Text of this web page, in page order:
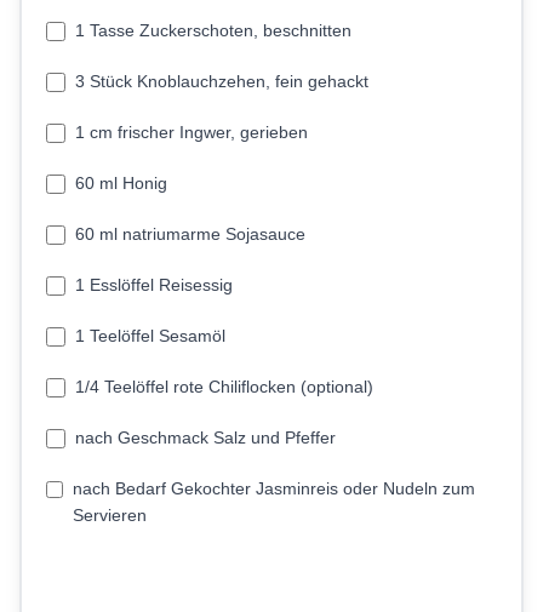
1 Tasse Zuckerschoten, beschnitten
3 Stück Knoblauchzehen, fein gehackt
1 cm frischer Ingwer, gerieben
60 ml Honig
60 ml natriumarme Sojasauce
1 Esslöffel Reisessig
1 Teelöffel Sesamöl
1/4 Teelöffel rote Chiliflocken (optional)
nach Geschmack Salz und Pfeffer
nach Bedarf Gekochter Jasminreis oder Nudeln zum
Servieren